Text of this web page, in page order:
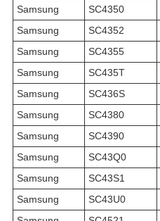
Samsung
SC4350
Samsung
SC4352
Samsung
SC4355
Samsung
SC435T
Samsung
SC436S
Samsung
SC4380
Samsung
SC4390
Samsung
SC43Q0
Samsung
SC43S1
Samsung
SC43U0